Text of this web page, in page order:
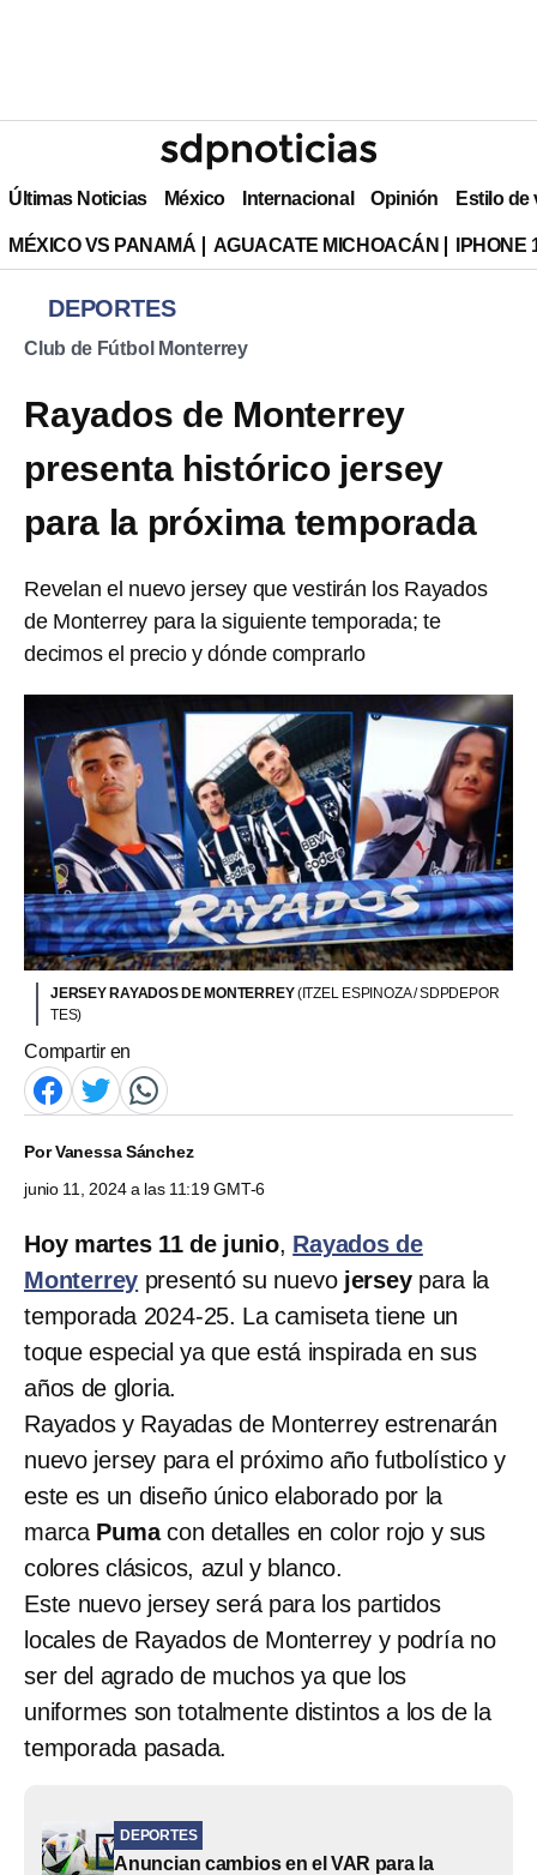
Últimas Noticias México Internacional Opinión Estilo de
MÉXICO VS PANAMÁ AGUACATE MICHOACÁN IPHONE
DEPORTES
Club de Fútbol Monterrey
Rayados de Monterrey
presenta histórico jersey
para la próxima temporada
Revelan el nuevo jersey que vestirán los Rayados
de Monterrey para la siguiente temporada; te
decimos el precio y dónde comprarlo
JERSEY RAYADOS DE MONTERREY(ITZEL ESPINOZA / SDPDEPOR
TES)
Compartir en
PorVanessa Sánchez
junio 11, 2024 a las 11:19 GMT-6
Hoy martes 11 de junio, Rayados de
Monterrey presentó su nuevo jerseypara la
temporada 2024-25. La camiseta tiene un
toque especial ya que está inspirada en sus
años de gloria.
Rayados y Rayadas de Monterrey estrenarán
nuevo jersey para el próximo año futbolístico y
este es un diseño único elaborado por la
marca Pumacon detalles en color rojo y sus
colores clásicos, azul y blanco.
Este nuevo jersey será para los partidos
locales de Rayados de Monterrey y podría no
ser del agrado de muchos ya que los
uniformes son totalmente distintos a los de la
temporada pasada.
DEPORTES
Anuncian cambios en el VAR para la